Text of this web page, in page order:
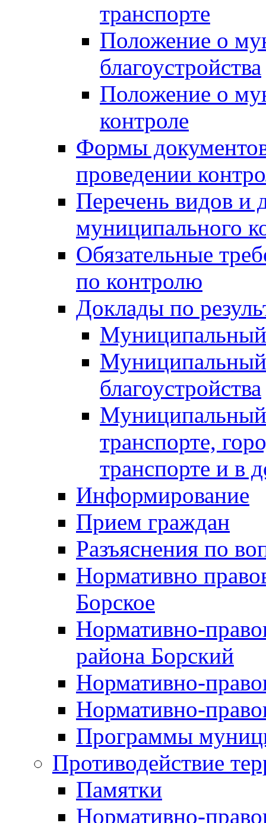
транспорте
Положение о
благоустройства
Положение о
контроле
Формы
проведении
Перечень видов и
муниципального
Обязательные
по контролю
Доклады по
Муниципальный
благоустройства
Муниципальный
транспорте,
транспорте и в
Информирование
Прием граждан
Разъяснения по
Нормативно
Борское
Нормативно-
района Борский
Нормативно-
Нормативно-
Программы
Противодействие
Памятки
Нормативно-